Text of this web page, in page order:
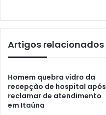
Artigos relacionados
Homem quebra vidro da
recepção de hospital após
reclamar de atendimento
em Itaúna